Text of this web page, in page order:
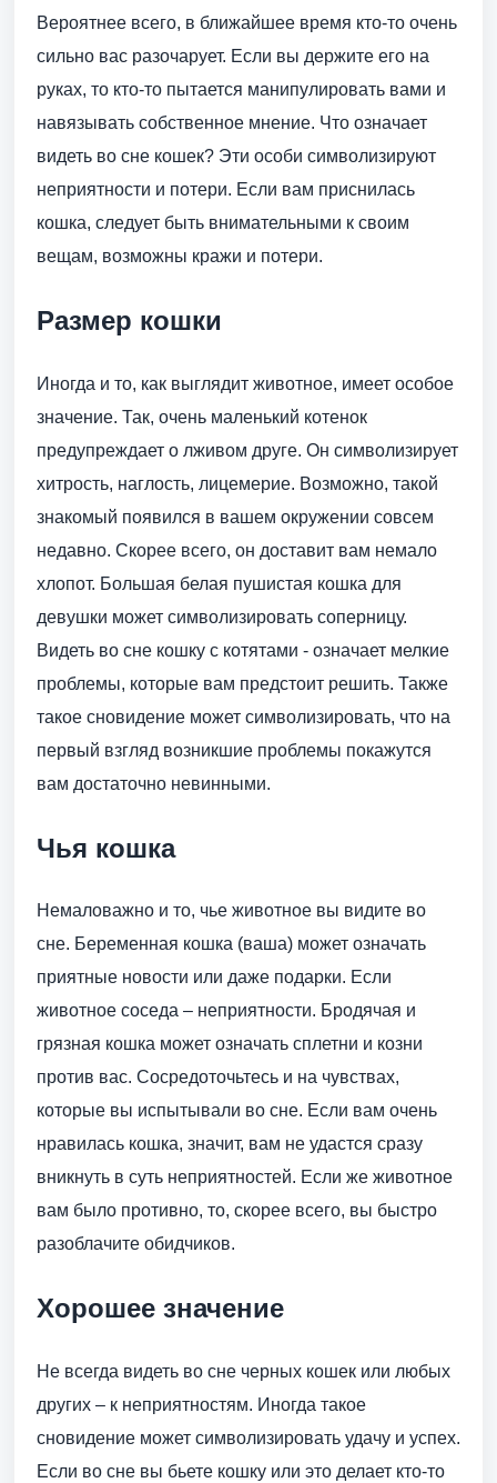
Вероятнее всего, в ближайшее время кто-то очень
сильно вас разочарует. Если вы держите его на
руках, то кто-то пытается манипулировать вами и
навязывать собственное мнение. Что означает
видеть во сне кошек? Эти особи символизируют
неприятности и потери. Если вам приснилась
кошка, следует быть внимательными к своим
вещам, возможны кражи и потери.
Размер кошки
Иногда и то, как выглядит животное, имеет особое
значение. Так, очень маленький котенок
предупреждает о лживом друге. Он символизирует
хитрость, наглость, лицемерие. Возможно, такой
знакомый появился в вашем окружении совсем
недавно. Скорее всего, он доставит вам немало
хлопот. Большая белая пушистая кошка для
девушки может символизировать соперницу.
Видеть во сне кошку с котятами - означает мелкие
проблемы, которые вам предстоит решить. Также
такое сновидение может символизировать, что на
первый взгляд возникшие проблемы покажутся
вам достаточно невинными.
Чья кошка
Немаловажно и то, чье животное вы видите во
сне. Беременная кошка (ваша) может означать
приятные новости или даже подарки. Если
животное соседа – неприятности. Бродячая и
грязная кошка может означать сплетни и козни
против вас. Сосредоточьтесь и на чувствах,
которые вы испытывали во сне. Если вам очень
нравилась кошка, значит, вам не удастся сразу
вникнуть в суть неприятностей. Если же животное
вам было противно, то, скорее всего, вы быстро
разоблачите обидчиков.
Хорошее значение
Не всегда видеть во сне черных кошек или любых
других – к неприятностям. Иногда такое
сновидение может символизировать удачу и успех.
Если во сне вы бьете кошку или это делает кто-то